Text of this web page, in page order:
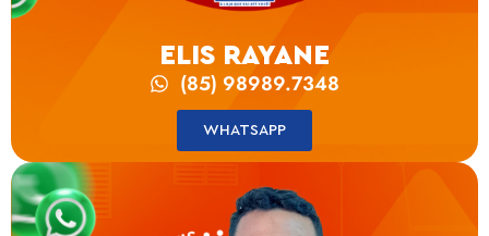
ELIS RAYANE
(85) 98989.7348
WHATSAPP